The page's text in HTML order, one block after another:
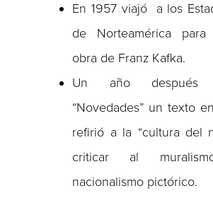
En 1957 viajó a los
de Norteamérica
obra de Franz Kafka.
Un año después
“Novedades” un texto
refirió a la “cultura del
criticar al
nacionalismo pictórico.